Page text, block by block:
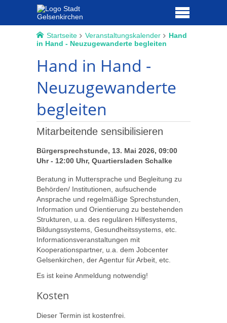
Startseite Veranstaltungskalender
Hand
in Hand - Neuzugewanderte begleiten
Hand in Hand -
Neuzugewanderte
begleiten
Mitarbeitende sensibilisieren
Bürgersprechstunde, 13. Mai 2026, 09:00
Uhr - 12:00 Uhr, Quartiersladen Schalke
Beratung in Muttersprache und Begleitung zu
Behörden/ Institutionen, aufsuchende
Ansprache und regelmäßige Sprechstunden,
Information und Orientierung zu bestehenden
Strukturen, u.a. des regulären Hilfesystems,
Bildungssystems, Gesundheitssystems, etc.
Informationsveranstaltungen mit
Kooperationspartner, u.a. dem Jobcenter
Gelsenkirchen, der Agentur für Arbeit, etc.
Es ist keine Anmeldung notwendig!
Kosten
Dieser Termin ist kostenfrei.